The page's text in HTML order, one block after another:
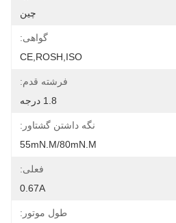
چین
گواهی:
CE,ROSH,ISO
فرشته قدم:
1.8 درجه
نگه داشتن گشتاور:
55mN.m/80mN.m
فعلی:
0.67A
طول موتور: